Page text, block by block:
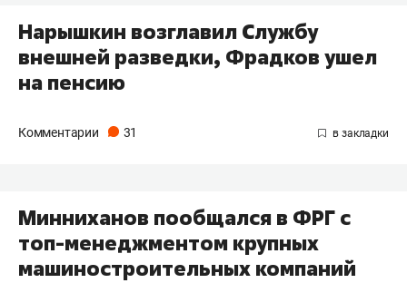
Нарышкин возглавил Службу
внешней разведки, Фрадков ушел
на пенсию
Комментарии 31
Минниханов пообщался в ФРГ с
топ-менеджментом крупных
машиностроительных компаний